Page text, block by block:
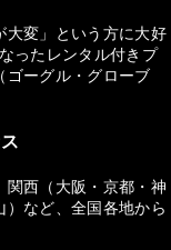
大変」という方に大好
ったレンタル付きプ
ゴーグル・グローブ
関西（大阪・京都・神
）など、全国各地から